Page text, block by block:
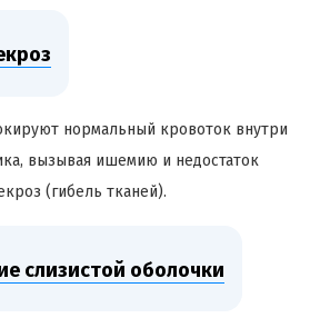
нормальный кровоток внутри
вызывая ишемию и недостаток
(гибель тканей).
слизистой оболочки